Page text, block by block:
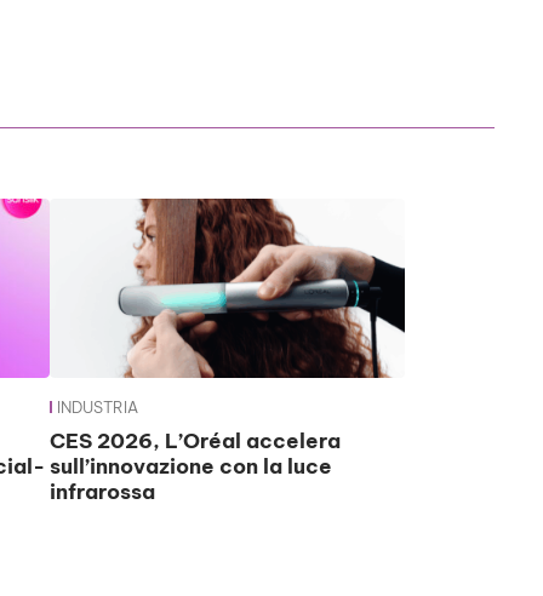
INDUSTRIA
CES 2026, L’Oréal accelera
sull’innovazione con la luce
infrarossa